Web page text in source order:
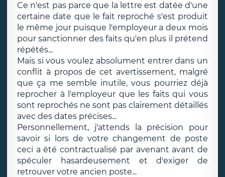
Ce n'est pas parce que la lettre est datée d'une
certaine date que le fait reproché s'est produit
le même jour puisque l'employeur a deux mois
pour sanctionner des faits qu'en plus il prétend
répétés...
Mais si vous voulez absolument entrer dans un
conflit à propos de cet avertissement, malgré
que ça me semble inutile, vous pourriez déjà
reprocher à l'employeur que les faits qui vous
sont reprochés ne sont pas clairement détaillés
avec des dates précises...
Personnellement, j'attends la précision pour
savoir si lors de votre changement de poste
ceci a été contractualisé par avenant avant de
spéculer hasardeusement et d'exiger de
retrouver votre ancien poste...